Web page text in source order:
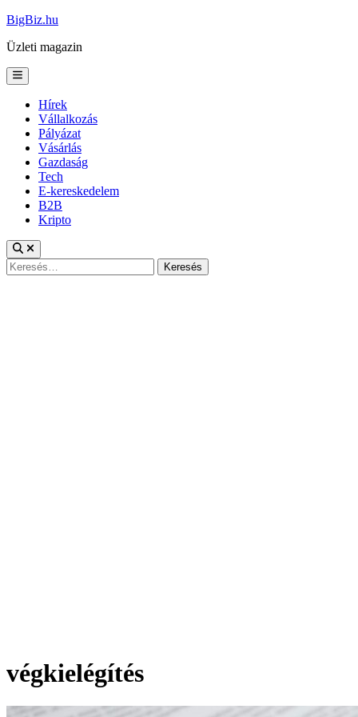
Skip
content
BigBiz.hu
Üzleti magazin
Main
Menu
Hírek
Vállalkozás
Pályázat
Vásárlás
Gazdaság
Tech
E-kereskedelem
B2B
Kripto
Keresés:
végkielégítés